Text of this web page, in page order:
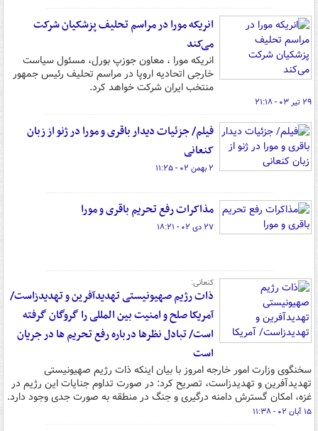
انریکه مورا در مراسم تحلیف پزشکیان شرکت
می‌کند
انریکه مورا ، معاون جوزپ بورل، مسئول سیاست
خارجی اتحادیه اروپا در مراسم تحلیف رئیس جمهور
منتخب ایران شرکت خواهد کرد.
۲۹ تیر ۰۳ - ۲۱:۱۸
فیلم/ جزئیات دیدار باقری و مورا در ژنو از زبان
کنعانی
۲ بهمن ۰۲ - ۱۱:۲۵
مذاکرات رفع تحریم باقری و مورا
۲۷ دی ۰۲ - ۱۸:۲۱
کنعانی:
ذات رژیم صهیونیستی تهدیدآفرین و تهدیدزاست/
آمریکا صلح و امنیت بین المللی را گروگان گرفته
است/ تبادل نظرها درباره رفع تحریم ها در جریان
است
سخنگوی وزارت امور خارجه امروز با بیان اینکه ذات رژیم صهیونیستی
تهدیدآفرین و تهدیدزاست، تصریح کرد:‌ در صورت تداوم جنایات این رژیم در
غزه، امکان گسترش دامنه درگیری و جنگ در منطقه به صورت جدی وجود دارد.
۱۵ آبان ۰۲ - ۱۱:۳۸